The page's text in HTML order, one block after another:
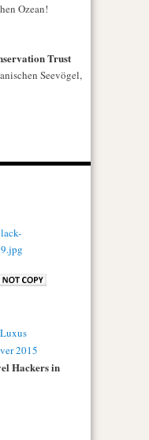
Ozean!
Trust
Seevögel,
Luxus
2015
Hackers in